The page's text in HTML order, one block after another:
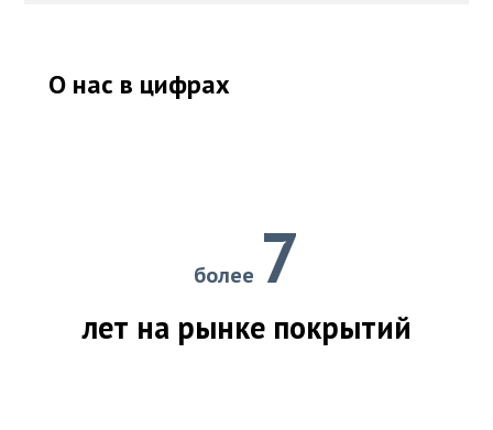
О нас в цифрах
более 7
лет на рынке покрытий